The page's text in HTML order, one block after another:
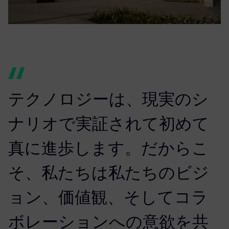
テクノロジーは、現実のシ
ナリオで実証されて初めて
真に進歩します。だからこ
そ、私たちは私たちのビジ
ョン、価値観、そしてコラ
ボレーションへの意欲を共